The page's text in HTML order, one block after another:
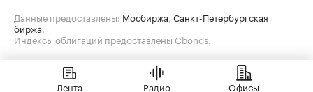
Данные предоставлены: Мосбиржа Санкт-Петербургская
биржа
Индексы облигаций предоставлены Cbonds.
Лента Радио Офисы